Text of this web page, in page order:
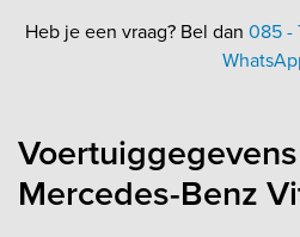
Heb je een vraag? Bel dan 085 -
Mercedes-Benz